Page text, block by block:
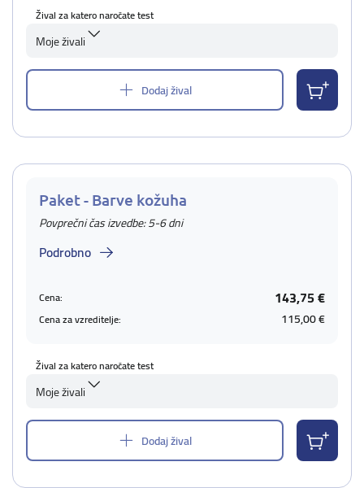
Žival za katero naročate test
Moje živali
Dodaj žival
Paket - Barve kožuha
Povprečni čas izvedbe: 5-6 dni
Podrobno
Cena: 143,75 €
Cena za vzreditelje: 115,00 €
Žival za katero naročate test
Moje živali
Dodaj žival